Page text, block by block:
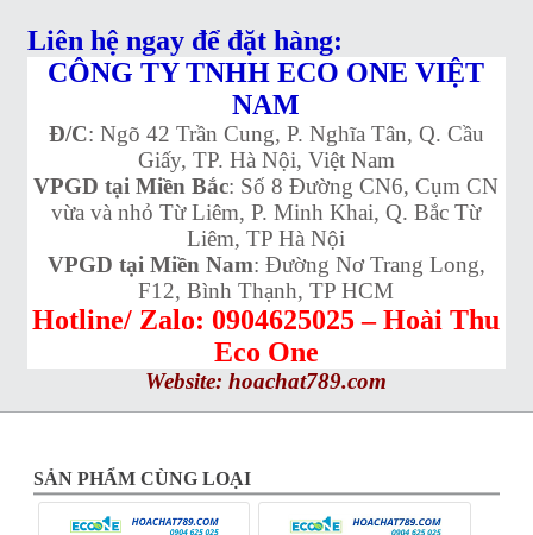
Liên hệ ngay để đặt hàng:
CÔNG TY TNHH ECO ONE VIỆT
NAM
Đ/C: Ngõ 42 Trần Cung, P. Nghĩa Tân, Q. Cầu
Giấy, TP. Hà Nội, Việt Nam
VPGD tại Miền Bắc: Số 8 Đường CN6, Cụm CN
vừa và nhỏ Từ Liêm, P. Minh Khai, Q. Bắc Từ
Liêm, TP Hà Nội
VPGD tại Miền Nam: Đường Nơ Trang Long,
F12, Bình Thạnh, TP HCM
Hotline/ Zalo: 0904625025 – Hoài Thu
Eco One
Website:hoachat789.com
SẢN PHẨM CÙNG LOẠI